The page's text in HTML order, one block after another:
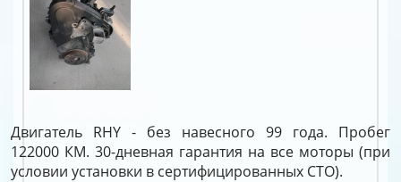
Двигатель RHY - без навесного 99 года. Пробег
122000 КМ. 30-дневная гарантия на все моторы (при
условии установки в сертифицированных СТО).